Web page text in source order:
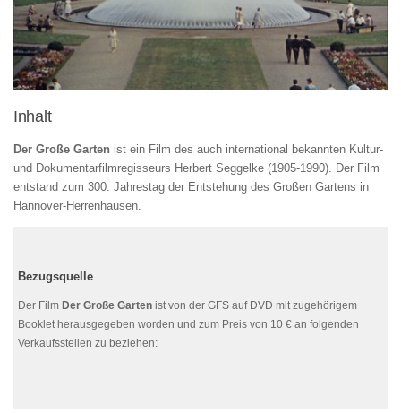
Inhalt
Der Große Garten ist ein Film des auch international bekannten Kultur-
und Dokumentarfilmregisseurs Herbert Seggelke (1905-1990). Der Film
entstand zum 300. Jahrestag der Entstehung des Großen Gartens in
Hannover-Herrenhausen.
Bezugsquelle
Der Film Der Große Garten ist von der GFS auf DVD mit zugehörigem
Booklet herausgegeben worden und zum Preis von 10 € an folgenden
Verkaufsstellen zu beziehen: